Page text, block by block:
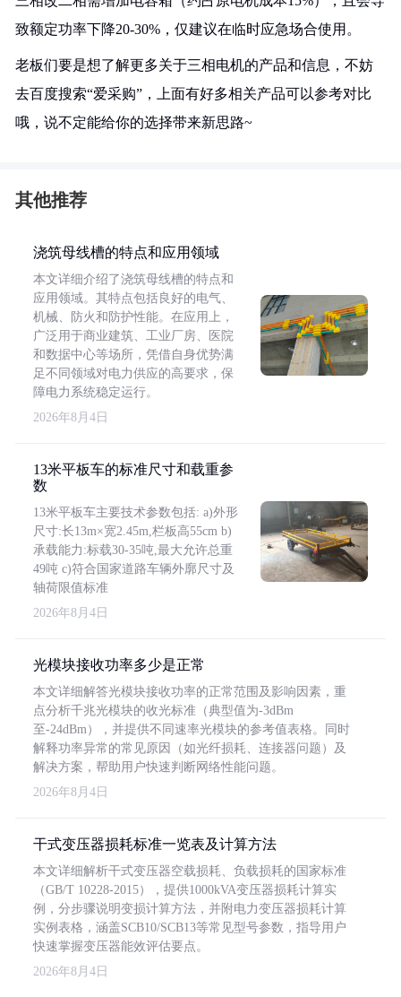
致额定功率下降20-30%，仅建议在临时应急场合使用。
老板们要是想了解更多关于三相电机的产品和信息，不妨
去百度搜索“爱采购”，上面有好多相关产品可以参考对比
哦，说不定能给你的选择带来新思路~
其他推荐
浇筑母线槽的特点和应用领域
本文详细介绍了浇筑母线槽的特点和
应用领域。其特点包括良好的电气、
机械、防火和防护性能。在应用上，
广泛用于商业建筑、工业厂房、医院
和数据中心等场所，凭借自身优势满
足不同领域对电力供应的高要求，保
障电力系统稳定运行。
2026年8月4日
13米平板车的标准尺寸和载重参
数
13米平板车主要技术参数包括: a)外形
尺寸:长13m×宽2.45m,栏板高55cm b)
承载能力:标载30-35吨,最大允许总重
49吨 c)符合国家道路车辆外廓尺寸及
轴荷限值标准
2026年8月4日
光模块接收功率多少是正常
本文详细解答光模块接收功率的正常范围及影响因素，重
点分析千兆光模块的收光标准（典型值为-3dBm
至-24dBm），并提供不同速率光模块的参考值表格。同时
解释功率异常的常见原因（如光纤损耗、连接器问题）及
解决方案，帮助用户快速判断网络性能问题。
2026年8月4日
干式变压器损耗标准一览表及计算方法
本文详细解析干式变压器空载损耗、负载损耗的国家标准
（GB/T 10228-2015），提供1000kVA变压器损耗计算实
例，分步骤说明变损计算方法，并附电力变压器损耗计算
实例表格，涵盖SCB10/SCB13等常见型号参数，指导用户
快速掌握变压器能效评估要点。
2026年8月4日